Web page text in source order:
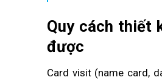
Quy cách thiết
được
Card visit (name card,